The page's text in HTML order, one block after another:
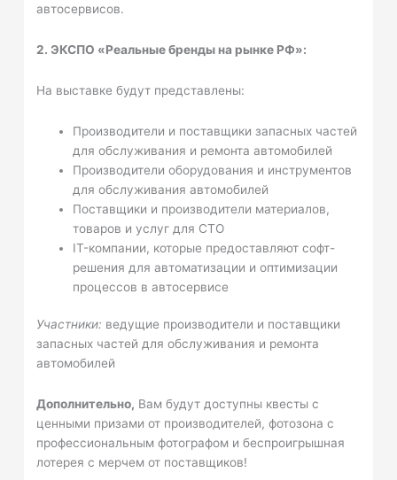
автосервисов.
2. ЭКСПО «Реальные бренды на рынке РФ»:
На выставке будут представлены:
Производители и поставщики запасных частей
для обслуживания и ремонта автомобилей
Производители оборудования и инструментов
для обслуживания автомобилей
Поставщики и производители материалов,
товаров и услуг для СТО
IT-компании, которые предоставляют софт-
решения для автоматизации и оптимизации
процессов в автосервисе
Участники: ведущие производители и поставщики
запасных частей для обслуживания и ремонта
автомобилей
Дополнительно, Вам будут доступны квесты с
ценными призами от производителей, фотозона с
профессиональным фотографом и беспроигрышная
лотерея с мерчем от поставщиков!